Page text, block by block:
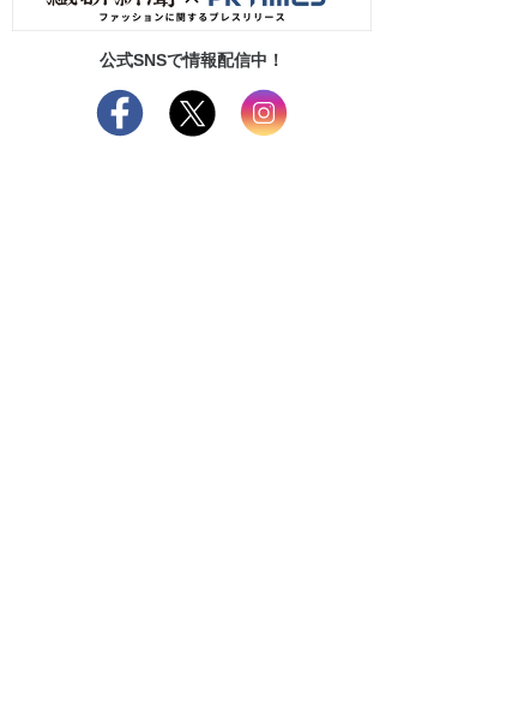
公式SNSで情報配信中！